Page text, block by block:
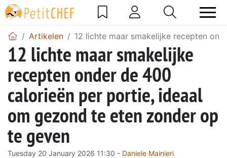
Artikelen 12 lichte maar smakelijke recepten
12 lichte maar smakelijke
recepten onder de 400
calorieën per portie, ideaal
om gezond te eten zonder op
te geven
Tuesday 20 January 2026 11:30 - Daniele Mainieri